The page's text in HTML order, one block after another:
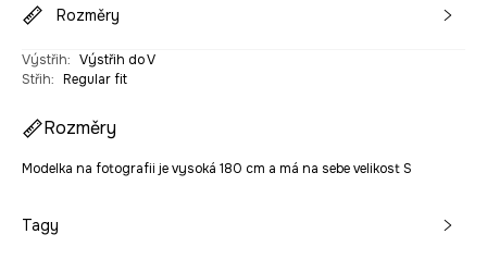
Rozměry
Výstřih: Výstřih do V
Střih: Regular fit
Rozměry
Modelka na fotografii je vysoká 180 cm a má na sebe velikost S
Tagy